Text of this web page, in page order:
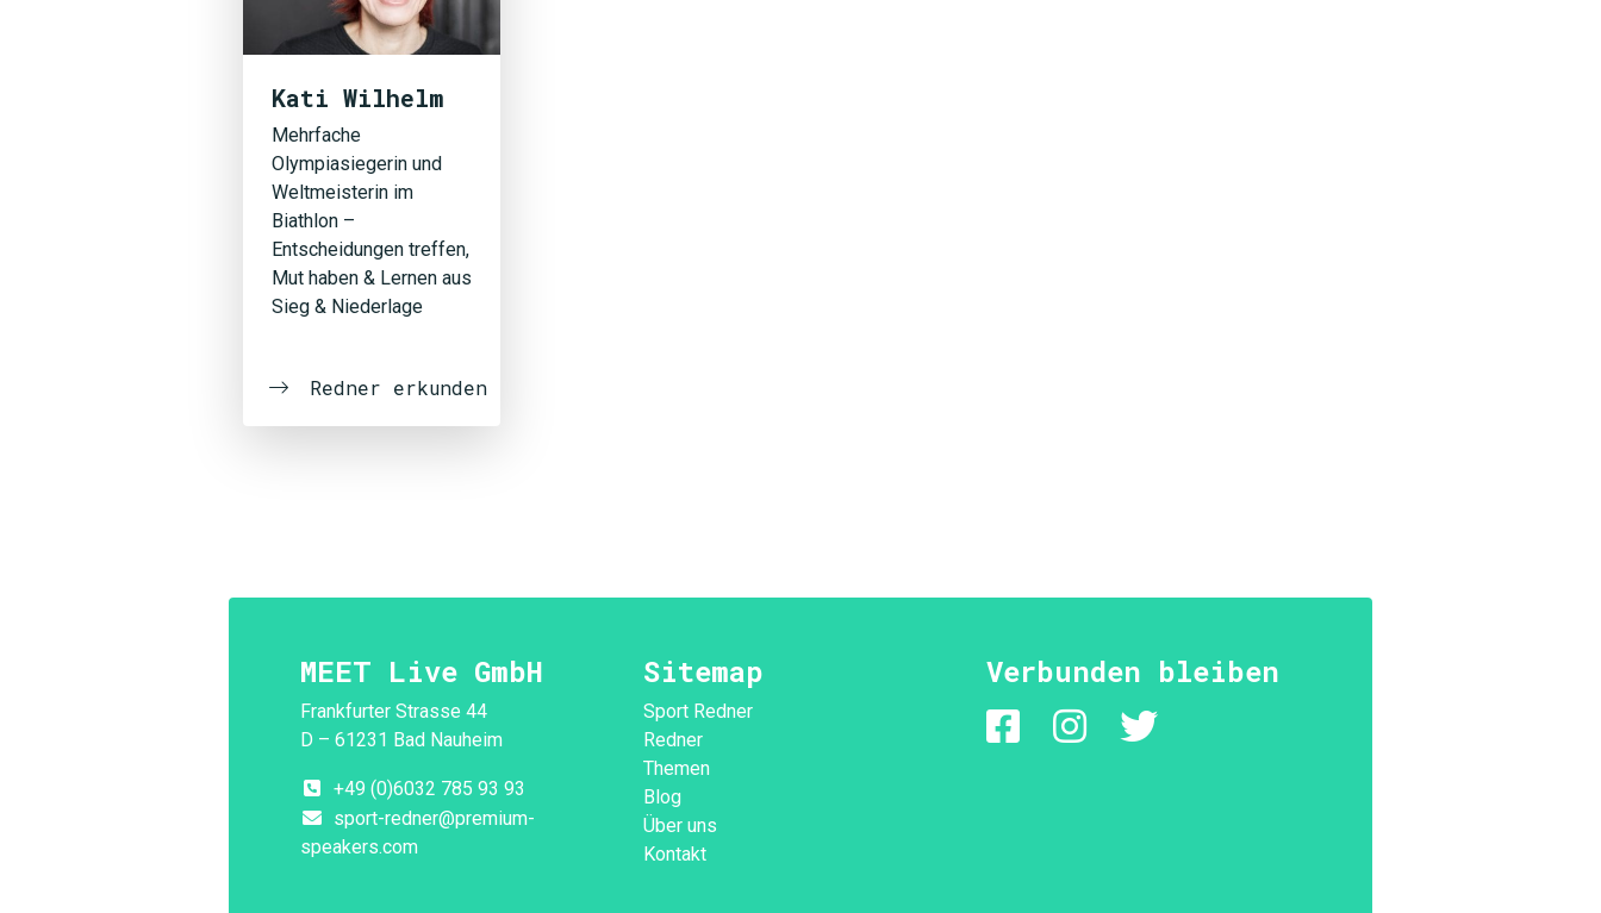
Kati Wilhelm
Mehrfache
Olympiasiegerin und
Weltmeisterin im
Biathlon –
Entscheidungen treffen,
Mut haben & Lernen aus
Sieg & Niederlage
Redner erkunden
MEET Live GmbH
Frankfurter Strasse 44
D – 61231 Bad Nauheim
+49 (0)6032 785 93 93
sport-redner@premium-
speakers.com
Sitemap
Sport Redner
Redner
Themen
Blog
Über uns
Kontakt
Verbunden bleiben